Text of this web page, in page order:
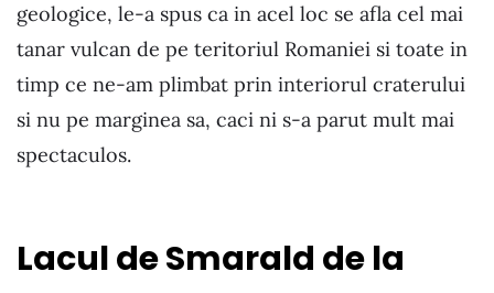
geologice, le-a spus ca in acel loc se afla cel mai
tanar vulcan de pe teritoriul Romaniei si toate in
timp ce ne-am plimbat prin interiorul craterului
si nu pe marginea sa, caci ni s-a parut mult mai
spectaculos.
Lacul de Smarald de la